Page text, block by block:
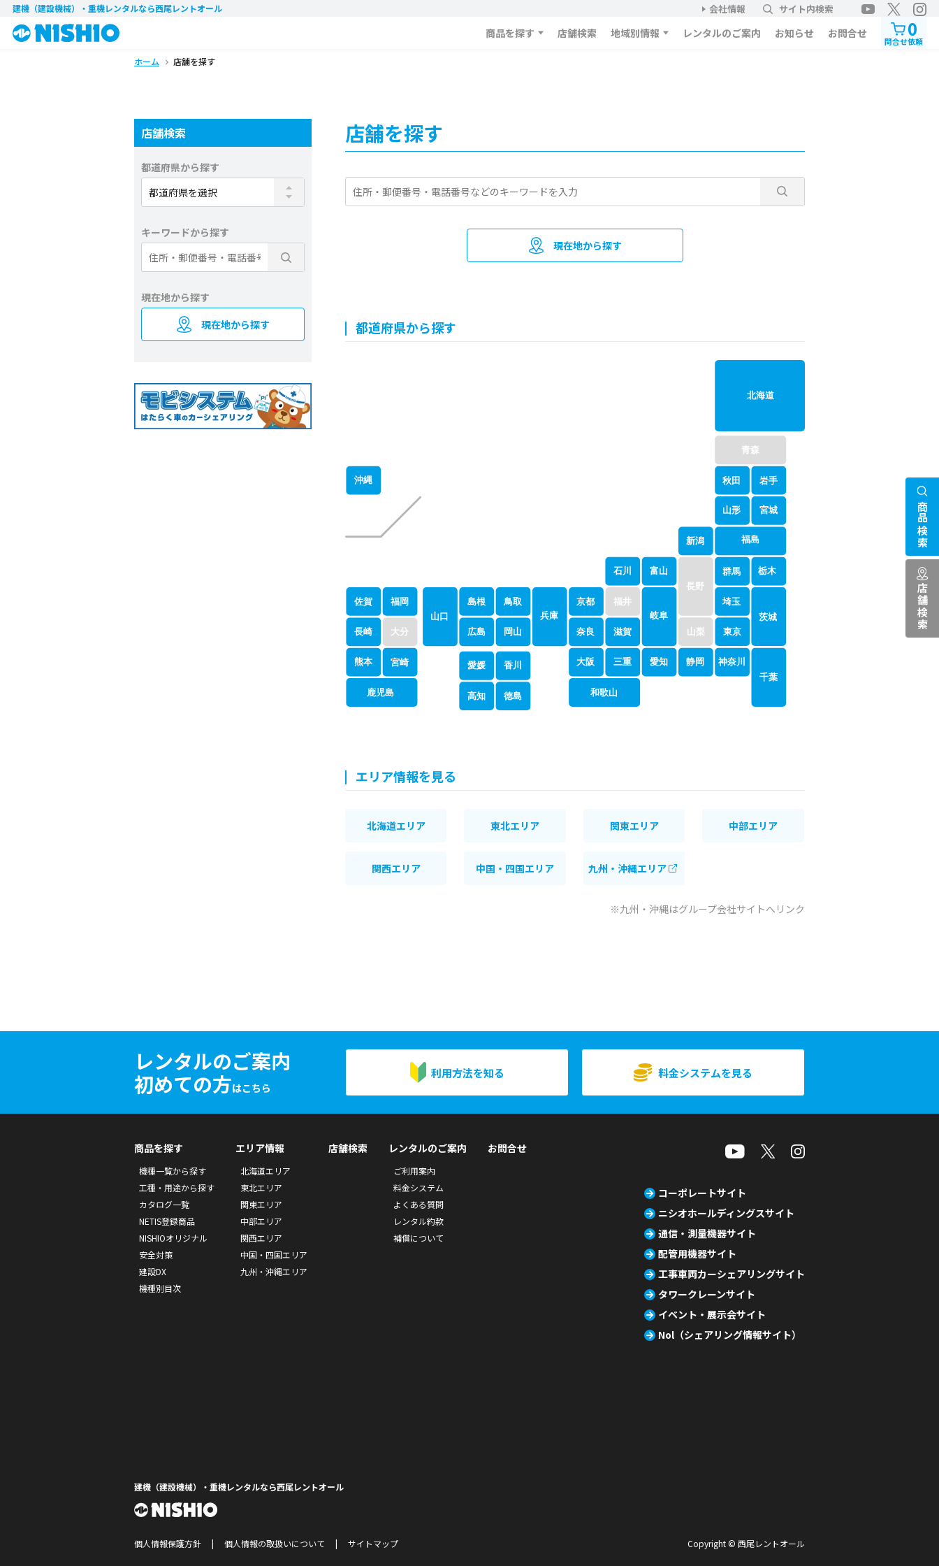
建機（建設機械）・重機レンタルなら西尾レントオール 会社情報 サイト内検索
商品を探す 店舗検索 地域別情報 レンタルのご案内 お知らせ お問合せ 0
問合せ依頼
ホーム 店舗を探す
店舗を探す
現在地から探す
都道府県から探す
沖縄
北海道
埼玉
山口
福岡
大分
宮崎
熊本
佐賀
長崎
鹿児島
兵庫
鳥取
岡山
香川
高知
愛媛
広島
島根
滋賀
三重
奈良
和歌山
大阪
京都
石川 富山
岐阜
福井
愛知
茨城
静岡
山梨
長野
千葉
東京
神奈川
福島
山形 宮城
岩手
秋田
青森
栃木
群馬
新潟
徳島
エリア情報を見る
北海道エリア 東北エリア 関東エリア 中部エリア
関西エリア 中国・四国エリア 九州・沖縄エリア
※九州・沖縄はグループ会社サイトへリンク
店舗検索
都道府県から探す
キーワードから探す
現在地から探す
現在地から探す
レンタルのご案内
初めての方はこちら
利用方法を知る 料金システムを見る
商品検索
店舗検索
商品を探す
機種一覧から探す
工種・用途から探す
カタログ一覧
NETIS登録商品
NISHIOオリジナル
安全対策
建設DX
機種別目次
エリア情報
北海道エリア
東北エリア
関東エリア
中部エリア
関西エリア
中国・四国エリア
九州・沖縄エリア
店舗検索 レンタルのご案内
ご利用案内
料金システム
よくある質問
レンタル約款
補償について
お問合せ
コーポレートサイト
ニシオホールディングスサイト
通信・測量機器サイト
配管用機器サイト
工事車両カーシェアリングサイト
タワークレーンサイト
イベント・展示会サイト
Nol（シェアリング情報サイト）
建機（建設機械）・重機レンタルなら西尾レントオール
個人情報保護方針 個人情報の取扱いについて サイトマップ Copyright © 西尾レントオール